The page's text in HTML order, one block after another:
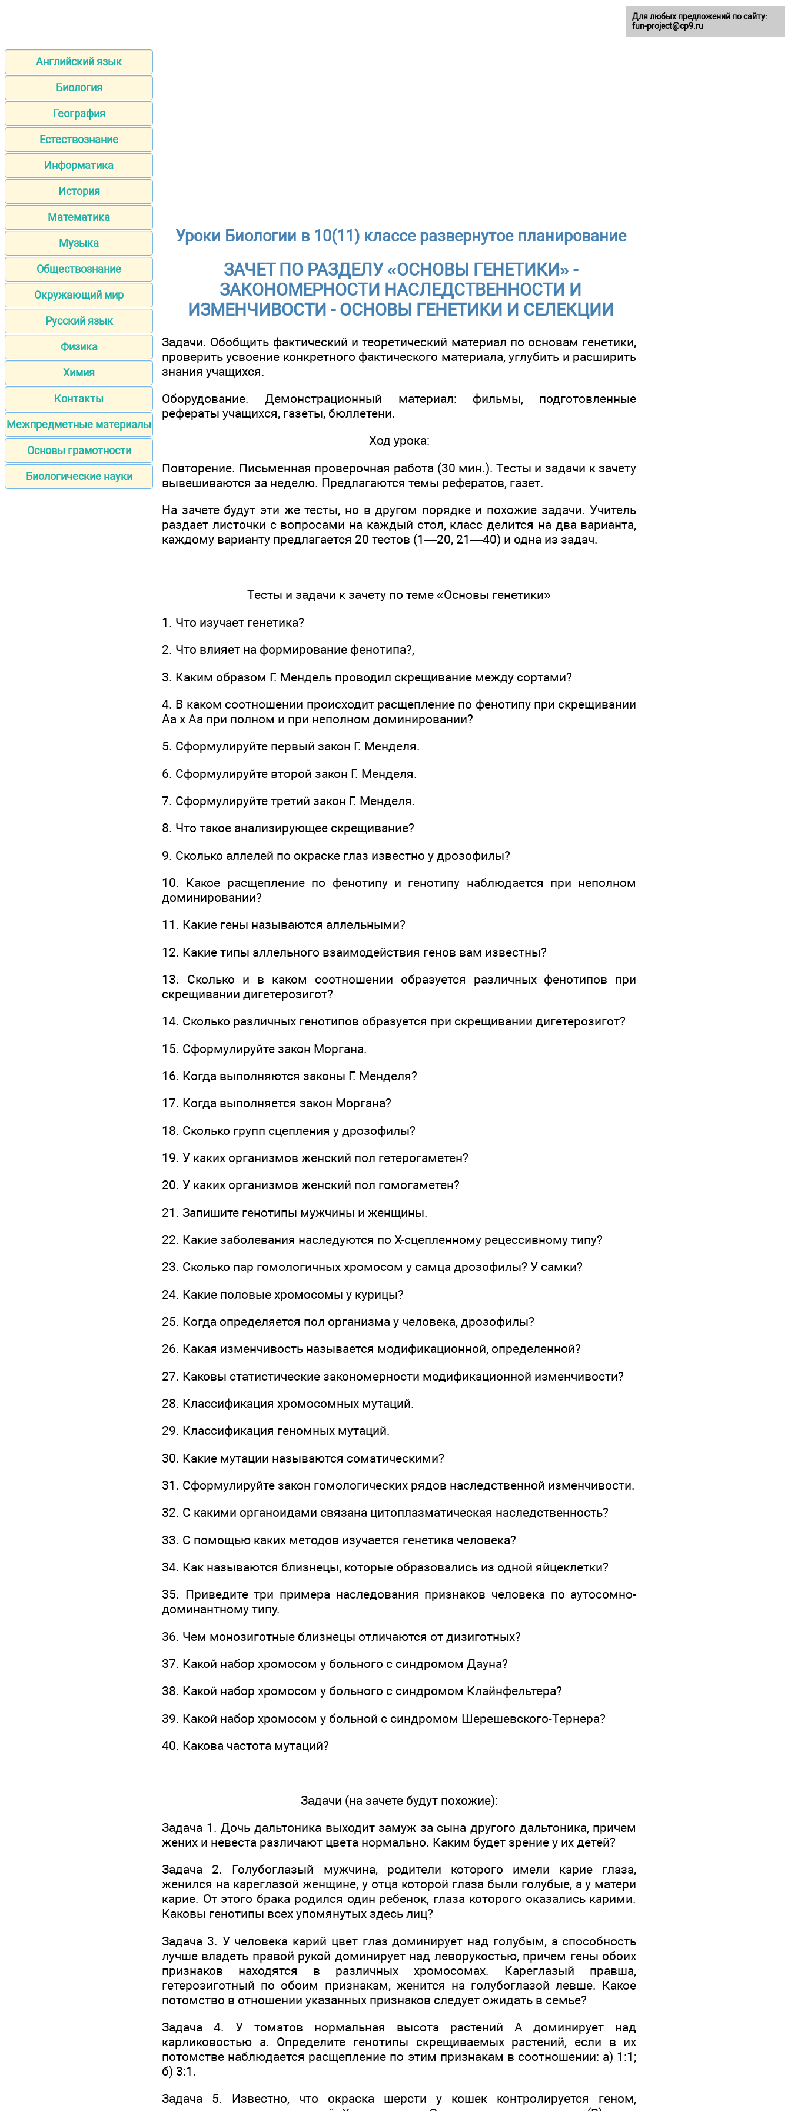
Английский язык
Биология
География
Естествознание
Информатика
История
Математика
Музыка
Обществознание
Окружающий мир
Русский язык
Физика
Химия
Контакты
Межпредметные материалы
Основы грамотности
Биологические науки
Уроки Биологии в 10(11) классе развернутое планирование
ЗАЧЕТ ПО РАЗДЕЛУ «ОСНОВЫ ГЕНЕТИКИ» -
ЗАКОНОМЕРНОСТИ НАСЛЕДСТВЕННОСТИ И
ИЗМЕНЧИВОСТИ - ОСНОВЫ ГЕНЕТИКИ И СЕЛЕКЦИИ
Задачи. Обобщить фактический и теоретический материал по основам генетики,
проверить усвоение конкретного фактического материала, углубить и расширить
знания учащихся.
Оборудование. Демонстрационный материал: фильмы, подготовленные
рефераты учащихся, газеты, бюллетени.
Ход урока:
Повторение. Письменная проверочная работа (30 мин.). Тесты и задачи к зачету
вывешиваются за неделю. Предлагаются темы рефератов, газет.
На зачете будут эти же тесты, но в другом порядке и похожие задачи. Учитель
раздает листочки с вопросами на каждый стол, класс делится на два варианта,
каждому варианту предлагается 20 тестов (1—20, 21—40) и одна из задач.
Тесты и задачи к зачету по теме «Основы генетики»
1. Что изучает генетика?
2. Что влияет на формирование фенотипа?,
3. Каким образом Г. Мендель проводил скрещивание между сортами?
4. В каком соотношении происходит расщепление по фенотипу при скрещивании
Аа х Аа при полном и при неполном доминировании?
5. Сформулируйте первый закон Г. Менделя.
6. Сформулируйте второй закон Г. Менделя.
7. Сформулируйте третий закон Г. Менделя.
8. Что такое анализирующее скрещивание?
9. Сколько аллелей по окраске глаз известно у дрозофилы?
10. Какое расщепление по фенотипу и генотипу наблюдается при неполном
доминировании?
11. Какие гены называются аллельными?
12. Какие типы аллельного взаимодействия генов вам известны?
13. Сколько и в каком соотношении образуется различных фенотипов при
скрещивании дигетерозигот?
14. Сколько различных генотипов образуется при скрещивании дигетерозигот?
15. Сформулируйте закон Моргана.
16. Когда выполняются законы Г. Менделя?
17. Когда выполняется закон Моргана?
18. Сколько групп сцепления у дрозофилы?
19. У каких организмов женский пол гетерогаметен?
20. У каких организмов женский пол гомогаметен?
21. Запишите генотипы мужчины и женщины.
22. Какие заболевания наследуются по Х-сцепленному рецессивному типу?
23. Сколько пар гомологичных хромосом у самца дрозофилы? У самки?
24. Какие половые хромосомы у курицы?
25. Когда определяется пол организма у человека, дрозофилы?
26. Какая изменчивость называется модификационной, определенной?
27. Каковы статистические закономерности модификационной изменчивости?
28. Классификация хромосомных мутаций.
29. Классификация геномных мутаций.
30. Какие мутации называются соматическими?
31. Сформулируйте закон гомологических рядов наследственной изменчивости.
32. С какими органоидами связана цитоплазматическая наследственность?
33. С помощью каких методов изучается генетика человека?
34. Как называются близнецы, которые образовались из одной яйцеклетки?
35. Приведите три примера наследования признаков человека по аутосомно-
доминантному типу.
36. Чем монозиготные близнецы отличаются от дизиготных?
37. Какой набор хромосом у больного с синдромом Дауна?
38. Какой набор хромосом у больного с синдромом Клайнфельтера?
39. Какой набор хромосом у больной с синдромом Шерешевского-Тернера?
40. Какова частота мутаций?
Задачи (на зачете будут похожие):
Задача 1. Дочь дальтоника выходит замуж за сына другого дальтоника, причем
жених и невеста различают цвета нормально. Каким будет зрение у их детей?
Задача 2. Голубоглазый мужчина, родители которого имели карие глаза,
женился на кареглазой женщине, у отца которой глаза были голубые, а у матери
карие. От этого брака родился один ребенок, глаза которого оказались карими.
Каковы генотипы всех упомянутых здесь лиц?
Задача 3. У человека карий цвет глаз доминирует над голубым, а способность
лучше владеть правой рукой доминирует над леворукостью, причем гены обоих
признаков находятся в различных хромосомах. Кареглазый правша,
гетерозиготный по обоим признакам, женится на голубоглазой левше. Какое
потомство в отношении указанных признаков следует ожидать в семье?
Задача 4. У томатов нормальная высота растений А доминирует над
карликовостью а. Определите генотипы скрещиваемых растений, если в их
потомстве наблюдается расщепление по этим признакам в соотношении: а) 1:1;
б) 3:1.
Задача 5. Известно, что окраска шерсти у кошек контролируется геном,
Для любых предложений по сайту:
fun-project@cp9.ru